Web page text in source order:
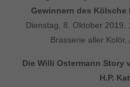
Gewinnern des Kölsche
Dienstag, 8. Oktober
Brasserie aller
Die Willi Ostermann Story
H.P.